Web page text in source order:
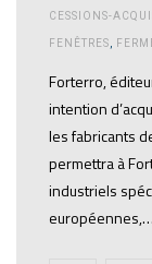
CESSIONS-
FENÊTRES
Forterro,
intention
les fabricants
permettra à
industriels
européennes,…